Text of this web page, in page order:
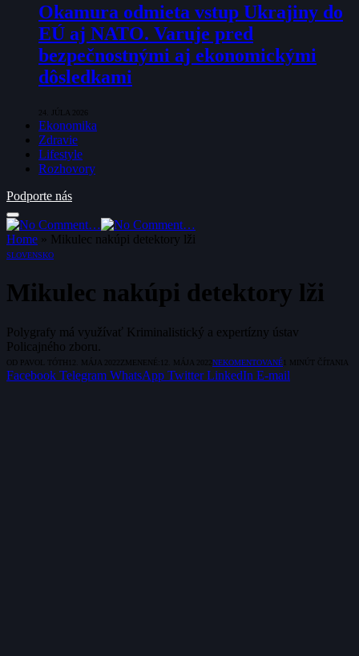
Okamura odmieta vstup Ukrajiny do
EÚ aj NATO. Varuje pred
bezpečnostnými aj ekonomickými
dôsledkami
24. JÚLA 2026
Ekonomika
Zdravie
Lifestyle
Rozhovory
Podporte nás
Home » Mikulec nakúpi detektory lži
SLOVENSKO
Mikulec nakúpi detektory lži
Polygrafy má využívať Kriminalistický a expertízny ústav
Policajného zboru.
OD PAVOL TÓTH 12. MÁJA 2022 ZMENENÉ: 12. MÁJA 2022 NEKOMENTOVANÉ1 MINÚT ČÍTANIA
Facebook Telegram WhatsApp Twitter LinkedIn E-mail